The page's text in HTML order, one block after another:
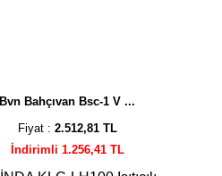
Bvn Bahçıvan Bsc-1 V ...
Fiyat : 2.512,81 TL
İndirimli 1.256,41 TL